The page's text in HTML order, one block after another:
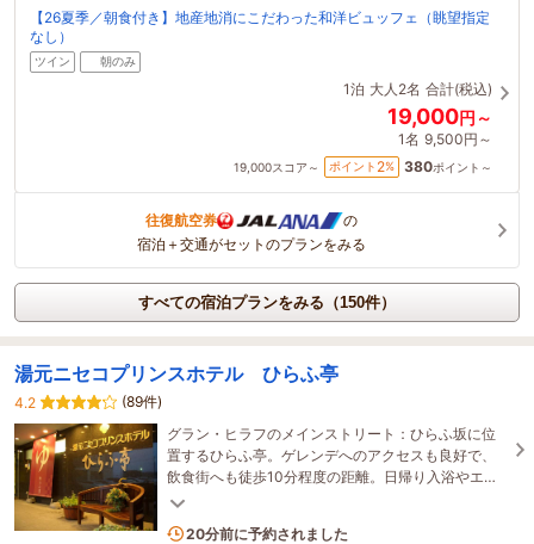
【26夏季／朝食付き】地産地消にこだわった和洋ビュッフェ（眺望指定
なし）
ツイン 朝のみ
1泊 大人2名 合計(税込)
19,000円～
1名 9,500円～
19,000スコア～ ポイント 2% 380ポイント～
往復航空券
の
宿泊＋交通がセットのプランをみる
すべての宿泊プランをみる（150件）
湯元ニセコプリンスホテル ひらふ亭
4.2
(89件)
グラン・ヒラフのメインストリート：ひらふ坂に位
置するひらふ亭。ゲレンデへのアクセスも良好で、
飲食街へも徒歩10分程度の距離。日帰り入浴やエス
テ、などの施設も充実です。
2名がこの宿を見ています